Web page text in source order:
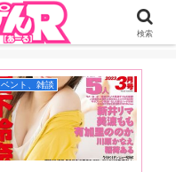
スサイ。サイト内のリンクには
いるものがあります
すすめ記事
検索